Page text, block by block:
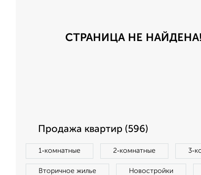
СТРАНИЦА НЕ НАЙДЕНА!
Продажа квартир (596)
1‑комнатные 2‑комнатные
Вторичное жилье Новостройки